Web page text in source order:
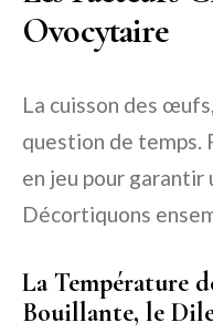
Ovocytaire
La cuisson des
question de temps.
en jeu pour garantir
Décortiquons
La Température
Bouillante, le